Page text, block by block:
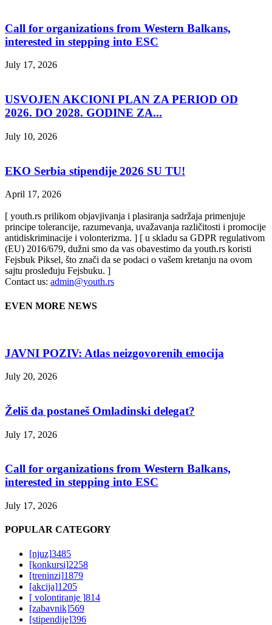
Call for organizations from Western Balkans,
interested in stepping into ESC
July 17, 2026
USVOJEN AKCIONI PLAN ZA PERIOD OD
2026. DO 2028. GODINE ZA...
July 10, 2026
EKO Serbia stipendije 2026 SU TU!
April 17, 2026
[ youth.rs prilikom objavjivanja i plasiranja sadržaja primenjuje
principe tolerancije, razumevanja, uvažavanja različitosti i promocije
antidiskriminacije i volonterizma. ] [ u skladu sa GDPR regulativom
(EU) 2016/679, dužni smo da vas obavestimo da youth.rs koristi
Fejsbuk Piksel, što znači da se podaci o vašem kretanju na ovom
sajtu prosleđuju Fejsbuku. ]
Contact us: admin@youth.rs
EVEN MORE NEWS
JAVNI POZIV: Atlas neizgovorenih emocija
July 20, 2026
Želiš da postaneš Omladinski delegat?
July 17, 2026
Call for organizations from Western Balkans,
interested in stepping into ESC
July 17, 2026
POPULAR CATEGORY
[njuz]3485
[konkursi]2258
[treninzi]1879
[akcija]1205
[ volontiranje ]814
[zabavnik]569
[stipendije]396